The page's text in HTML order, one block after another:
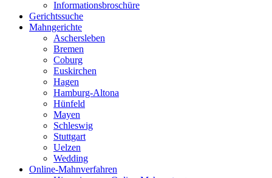
Informationsbroschüre
Gerichtssuche
Mahngerichte
Aschersleben
Bremen
Coburg
Euskirchen
Hagen
Hamburg-Altona
Hünfeld
Mayen
Schleswig
Stuttgart
Uelzen
Wedding
Online-Mahnverfahren